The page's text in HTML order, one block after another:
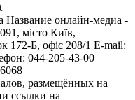
Название онлайн-медиа -
місто Київ,
Б, офіс 208/1 E-mail:
044-205-43-00
размещённых на
ссылки на